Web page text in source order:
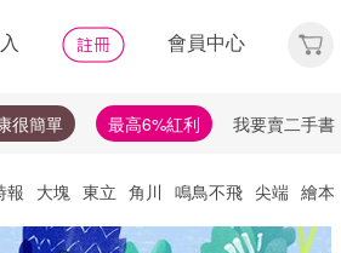
會員中心
很簡單 最高6%紅利 我要賣二手書
報 大塊 東立 角川 鳴鳥不飛 尖端 繪本
布克獎 失智症 失智 文學獎 比爾蓋茲